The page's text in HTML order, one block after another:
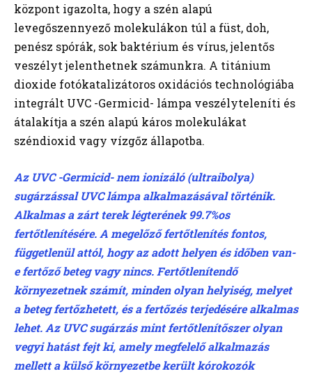
központ igazolta, hogy a szén alapú
levegőszennyező molekulákon túl a füst, doh,
penész spórák, sok baktérium és vírus, jelentős
veszélyt jelenthetnek számunkra. A titánium
dioxide fotókatalizátoros oxidációs technológiába
integrált UVC -Germicid- lámpa veszélyteleníti és
átalakítja a szén alapú káros molekulákat
széndioxid vagy vízgőz állapotba.
Az UVC -Germicid- nem ionizáló (ultraibolya)
sugárzással UVC lámpa alkalmazásával történik.
Alkalmas a zárt terek légterének 99.7%os
fertőtlenítésére. A megelőző fertőtlenítés fontos,
függetlenül attól, hogy az adott helyen és időben van-
e fertőző beteg vagy nincs. Fertőtlenítendő
környezetnek számít, minden olyan helyiség, melyet
a beteg fertőzhetett, és a fertőzés terjedésére alkalmas
lehet. Az UVC sugárzás mint fertőtlenítőszer olyan
vegyi hatást fejt ki, amely megfelelő alkalmazás
mellett a külső környezetbe került kórokozók